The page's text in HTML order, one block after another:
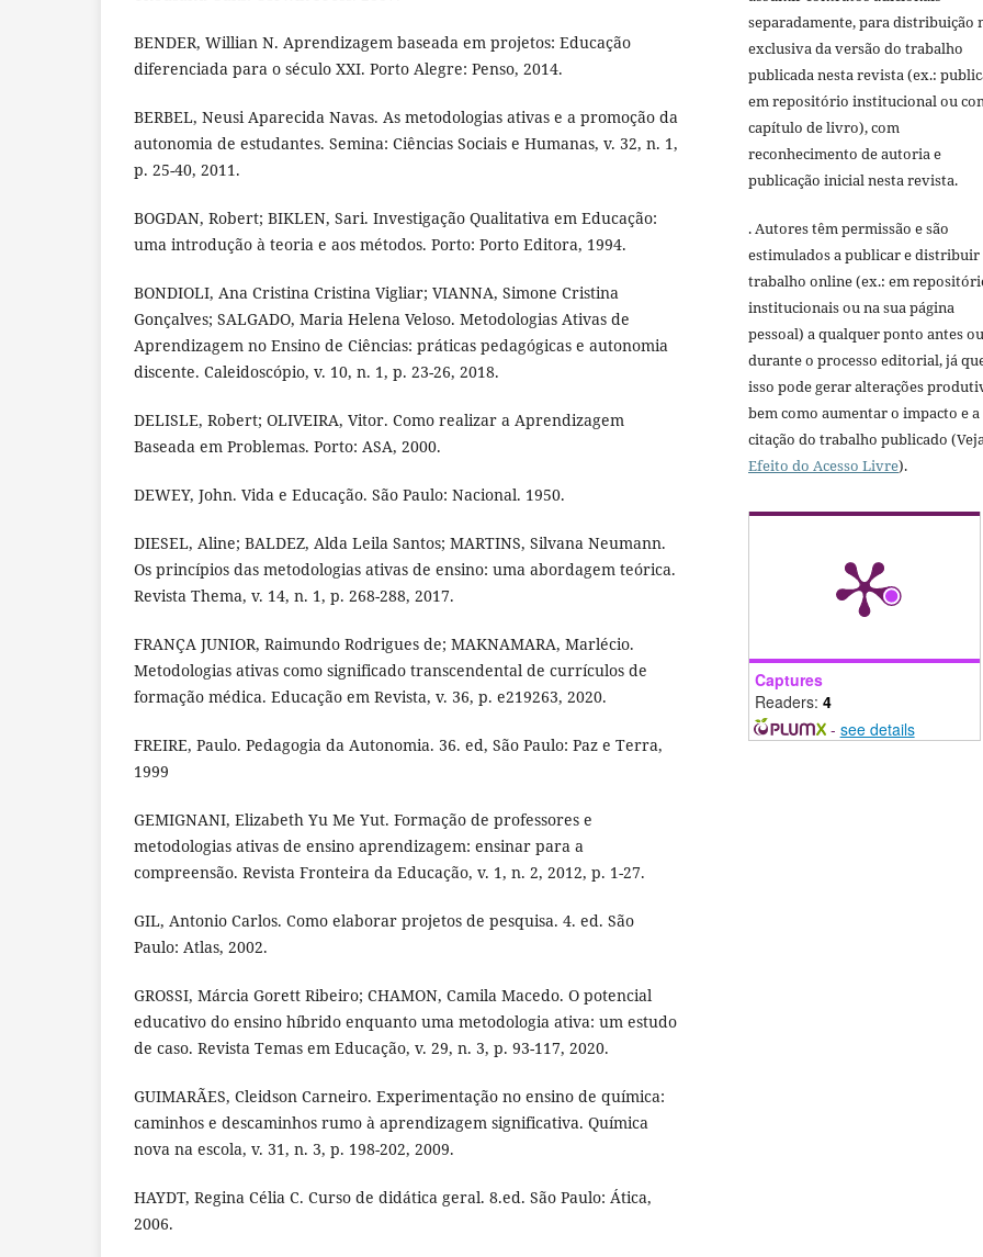
BENDER, Willian N. Aprendizagem baseada em projetos: Educação
diferenciada para o século XXI. Porto Alegre: Penso, 2014.
BERBEL, Neusi Aparecida Navas. As metodologias ativas e a promoção da
autonomia de estudantes. Semina: Ciências Sociais e Humanas, v. 32, n. 1,
p. 25-40, 2011.
BOGDAN, Robert; BIKLEN, Sari. Investigação Qualitativa em Educação:
uma introdução à teoria e aos métodos. Porto: Porto Editora, 1994.
BONDIOLI, Ana Cristina Cristina Vigliar; VIANNA, Simone Cristina
Gonçalves; SALGADO, Maria Helena Veloso. Metodologias Ativas de
Aprendizagem no Ensino de Ciências: práticas pedagógicas e autonomia
discente. Caleidoscópio, v. 10, n. 1, p. 23-26, 2018.
DELISLE, Robert; OLIVEIRA, Vitor. Como realizar a Aprendizagem
Baseada em Problemas. Porto: ASA, 2000.
DEWEY, John. Vida e Educação. São Paulo: Nacional. 1950.
DIESEL, Aline; BALDEZ, Alda Leila Santos; MARTINS, Silvana Neumann.
Os princípios das metodologias ativas de ensino: uma abordagem teórica.
Revista Thema, v. 14, n. 1, p. 268-288, 2017.
FRANÇA JUNIOR, Raimundo Rodrigues de; MAKNAMARA, Marlécio.
Metodologias ativas como significado transcendental de currículos de
formação médica. Educação em Revista, v. 36, p. e219263, 2020.
FREIRE, Paulo. Pedagogia da Autonomia. 36. ed, São Paulo: Paz e Terra,
1999
GEMIGNANI, Elizabeth Yu Me Yut. Formação de professores e
metodologias ativas de ensino aprendizagem: ensinar para a
compreensão. Revista Fronteira da Educação, v. 1, n. 2, 2012, p. 1-27.
GIL, Antonio Carlos. Como elaborar projetos de pesquisa. 4. ed. São
Paulo: Atlas, 2002.
GROSSI, Márcia Gorett Ribeiro; CHAMON, Camila Macedo. O potencial
educativo do ensino híbrido enquanto uma metodologia ativa: um estudo
de caso. Revista Temas em Educação, v. 29, n. 3, p. 93-117, 2020.
GUIMARÃES, Cleidson Carneiro. Experimentação no ensino de química:
caminhos e descaminhos rumo à aprendizagem significativa. Química
nova na escola, v. 31, n. 3, p. 198-202, 2009.
HAYDT, Regina Célia C. Curso de didática geral. 8.ed. São Paulo: Ática,
2006.
separadamente, para distribuição
exclusiva da versão do trabalho
publicada nesta revista (ex.:
em repositório institucional ou
capítulo de livro), com
reconhecimento de autoria e
publicação inicial nesta revista.
. Autores têm permissão e são
estimulados a publicar e distribuir
trabalho online (ex.: em
institucionais ou na sua página
pessoal) a qualquer ponto antes ou
durante o processo editorial, já
isso pode gerar alterações
bem como aumentar o impacto e a
citação do trabalho publicado
Efeito do Acesso Livre).
Captures
Readers: 4
- see details